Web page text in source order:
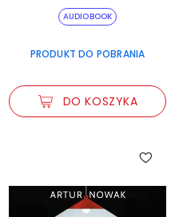
AUDIOBOOK
PRODUKT DO POBRANIA
DO KOSZYKA